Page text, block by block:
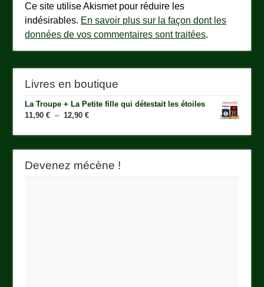
Ce site utilise Akismet pour réduire les
indésirables. En savoir plus sur la façon dont les
données de vos commentaires sont traitées.
Livres en boutique
La Troupe + La Petite fille qui détestait les étoiles
11,90€ – 12,90€Plage
prix :
11,90 €
12,90 €
Devenez mécène !